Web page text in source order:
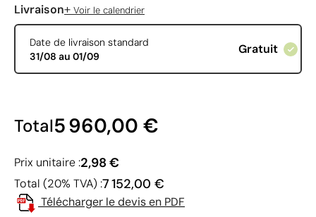
Livraison+ Voir le calendrier
Date de livraison standard
31/08 au 01/09
Gratuit
Total5 960,00 €
Prix unitaire :2,98 €
Total (20% TVA) :7 152,00 €
Télécharger le devis en PDF